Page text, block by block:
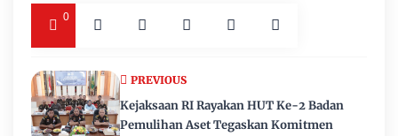
0
PREVIOUS
Kejaksaan RI Rayakan HUT Ke-2 Badan
Pemulihan Aset Tegaskan Komitmen